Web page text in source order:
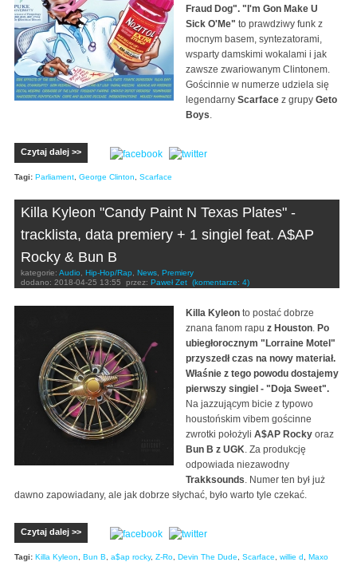
Fraud Dog". "I'm Gon Make U
Sick O'Me" to prawdziwy funk z
mocnym basem, syntezatorami,
wsparty damskimi wokalami i jak
zawsze zwariowanym Clintonem.
Gościnnie w numerze udziela się
legendarny Scarface z grupy Geto
Boys.
Czytaj dalej >>
Tagi: Parliament George Clinton Scarface
Killa Kyleon "Candy Paint N Texas Plates" -
tracklista, data premiery + 1 singiel feat. A$AP
Rocky & Bun B
kategorie: Audio Hip-Hop/Rap News Premiery
dodano: 2018-04-25 13:55 przez: Paweł Zet (komentarze: 4)
Killa Kyleon to postać dobrze
znana fanom rapu z Houston. Po
ubiegłorocznym "Lorraine Motel"
przyszedł czas na nowy materiał.
Właśnie z tego powodu dostajemy
pierwszy singiel - "Doja Sweet".
Na jazzującym bicie z typowo
houstońskim vibem gościnne
zwrotki położyli A$AP Rocky oraz
Bun B z UGK. Za produkcję
odpowiada niezawodny
Trakksounds. Numer ten był już
dawno zapowiadany, ale jak dobrze słychać, było warto tyle czekać.
Czytaj dalej >>
Tagi: Killa Kyleon Bun B a$ap rocky, Z-Ro Devin The Dude Scarface willie d
Maxo